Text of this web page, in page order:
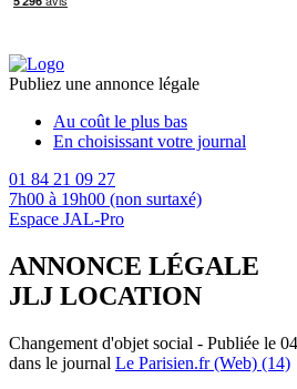
Publiez une annonce légale
Au coût le plus bas
En choisissant votre journal
01 84 21 09 27
7h00 à 19h00 (non surtaxé)
Espace JAL-Pro
ANNONCE LÉGALE
JLJ LOCATION
Changement d'objet social - Publiée le
dans le journal Le Parisien.fr (Web) (14)